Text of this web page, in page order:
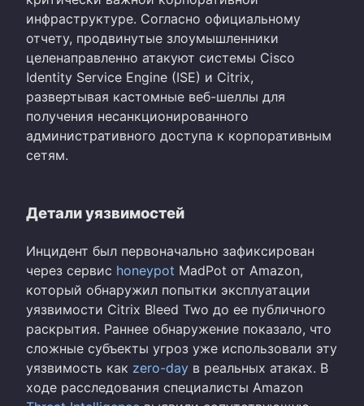
инфраструктуре. Согласно официальному
отчету, продвинутые злоумышленники
целенаправленно атакуют системы Cisco
Identity Service Engine (ISE) и Citrix,
развертывая кастомные веб-шеллы для
получения несанкционированного
административного доступа к корпоративным
сетям.
Детали уязвимостей
Инцидент был первоначально зафиксирован
через сервис honeypot MadPot от Amazon,
который обнаружил попытки эксплуатации
уязвимости Citrix Bleed Two до ее публичного
раскрытия. Раннее обнаружение показало, что
сложные субъекты угроз уже использовали эту
уязвимость как zero-day в реальных атаках. В
ходе расследования специалисты Amazon